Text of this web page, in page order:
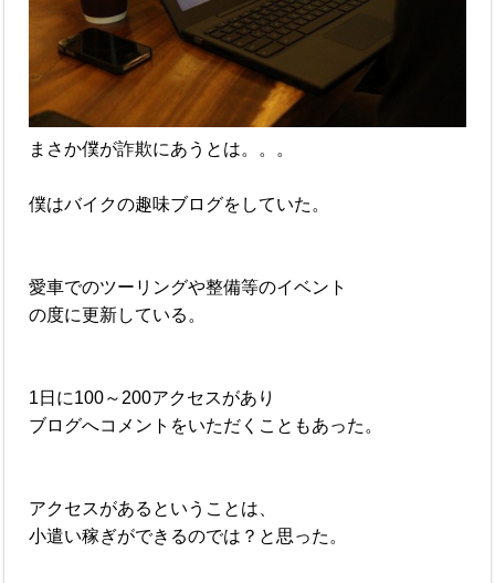
まさか僕が詐欺にあうとは。。。
僕はバイクの趣味ブログをしていた。
愛車でのツーリングや整備等のイベント
の度に更新している。
1日に100～200アクセスがあり
ブログへコメントをいただくこともあった。
アクセスがあるということは、
小遣い稼ぎができるのでは？と思った。